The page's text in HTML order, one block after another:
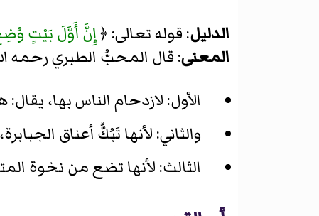
الدليل: قوله تعالى: ﴿إِنَّ أَوَّلَ بَيْتٍ
المعنى: قال المحبُّ الطبري رحمه
الأول: لازدحام الناس بها،
والثاني: لأنها تَبُكُّ أعناق
الثالث: لأنها تضع من نخوة